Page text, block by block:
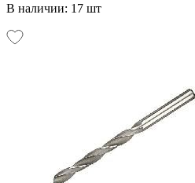
В наличии: 17 шт